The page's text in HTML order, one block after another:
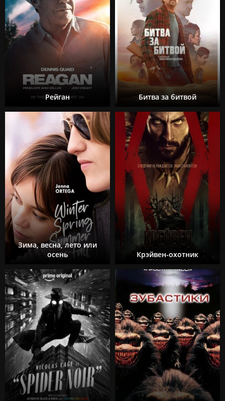
Рейган Битва за битвой
Зима, весна, лето или
осень
Крэйвен-охотник